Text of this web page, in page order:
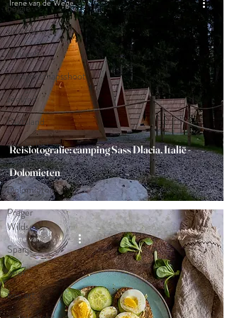
belgië
slow cabin
trouwen
zwangerschapsshoot
zeeland
Duitsland
wanderlust
Italië
Dolomieten
Prager
Wildsee
Spanje
weer
fine art
Reisfotografie: camping Sass Dlacia, Italië -
Dolomieten
Irene van de Wege
Irene van de Wege